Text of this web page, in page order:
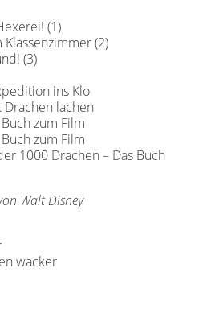
(1)
(2)
(3)
ins Klo
lachen
zum Film
zum Film
1000 Drachen – Das Buch
Walt Disney
wacker